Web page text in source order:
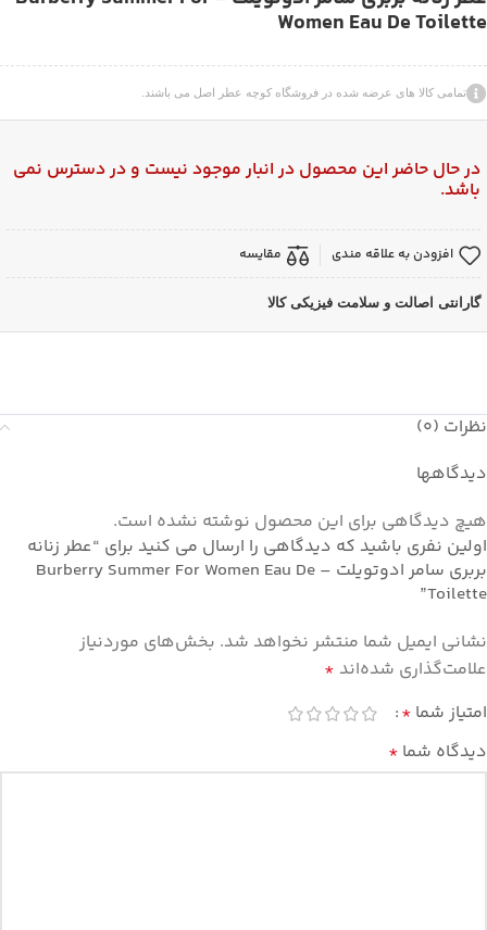
Women Eau De Toilette
تمامی کالا های عرضه شده در فروشگاه کوچه عطر اصل می باشند.
در حال حاضر این محصول در انبار موجود نیست و در دسترس نمی
باشد.
افزودن به علاقه مندی مقایسه
گارانتی اصالت و سلامت فیزیکی کالا
نظرات (0)
دیدگاهها
هیچ دیدگاهی برای این محصول نوشته نشده است.
اولین نفری باشید که دیدگاهی را ارسال می کنید برای “عطر زنانه
بربری سامر ادوتویلت – Burberry Summer For Women Eau De
Toilette”
نشانی ایمیل شما منتشر نخواهد شد. بخش‌های موردنیاز
علامت‌گذاری شده‌اند *
امتیاز شما *
دیدگاه شما *